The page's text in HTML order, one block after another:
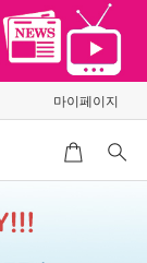
마이페이지